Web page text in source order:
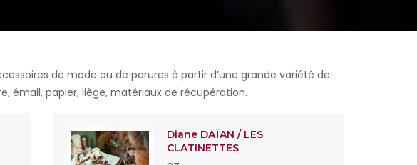
de mode ou de parures à partir d’une grande variété de
émail, papier, liège, matériaux de récupération.
Diane DAÏAN / LES
CLATINETTES